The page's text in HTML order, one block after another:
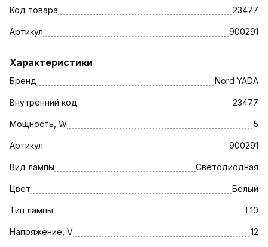
Код товара 23477
Артикул 900291
Характеристики
Бренд Nord YADA
Внутренний код 23477
Мощность, W 5
Артикул 900291
Вид лампы Светодиодная
Цвет Белый
Тип лампы T10
Напряжение, V 12